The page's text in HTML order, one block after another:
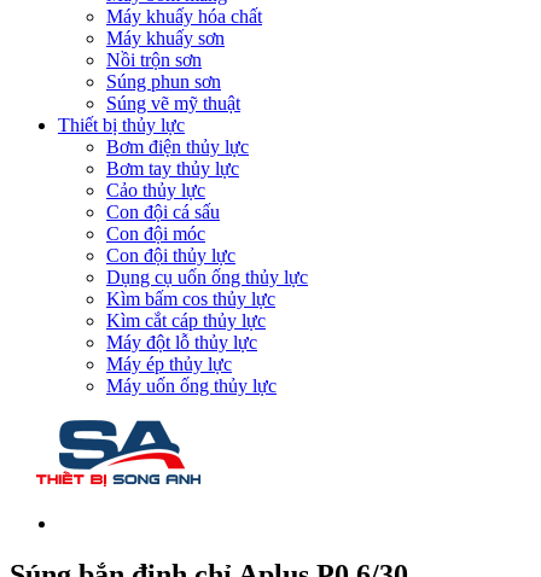
Máy khuấy hóa chất
Máy khuấy sơn
Nồi trộn sơn
Súng phun sơn
Súng vẽ mỹ thuật
Thiết bị thủy lực
Bơm điện thủy lực
Bơm tay thủy lực
Cảo thủy lực
Con đội cá sấu
Con đội móc
Con đội thủy lực
Dụng cụ uốn ống thủy lực
Kìm bấm cos thủy lực
Kìm cắt cáp thủy lực
Máy đột lỗ thủy lực
Máy ép thủy lực
Máy uốn ống thủy lực